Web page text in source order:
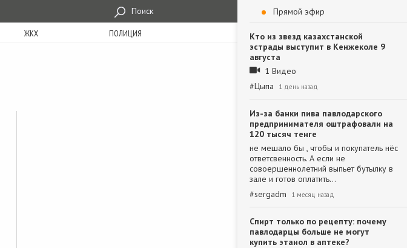
Поиск
ЖКХ ПОЛИЦИЯ
Прямой эфир
Кто из звезд казахстанской
эстрады выступит в Кенжеколе 9
августа
1 Видео
#Цыпа 1 день назад
Из-за банки пива павлодарского
предпринимателя оштрафовали на
120 тысяч тенге
не мешало бы , чтобы и покупатель нёс
ответсвенность. А если не
совоершеннолетний выпьет бутылку в
зале и готов оплатить…
#sergadm 1 месяц назад
Спирт только по рецепту: почему
павлодарцы больше не могут
купить этанол в аптеке?